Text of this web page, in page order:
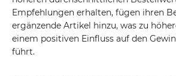
Empfehlungen erhalten, fügen ihren
ergänzende Artikel hinzu, was zu
einem positiven Einfluss auf den
führt.